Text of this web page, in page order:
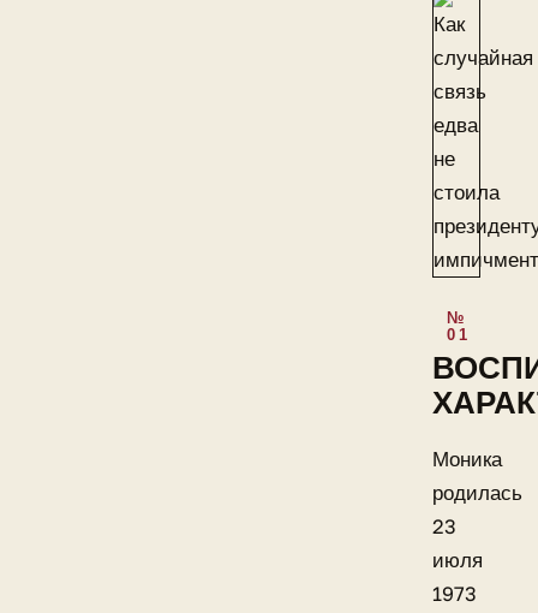
Моника
родилась
23
июля
1973